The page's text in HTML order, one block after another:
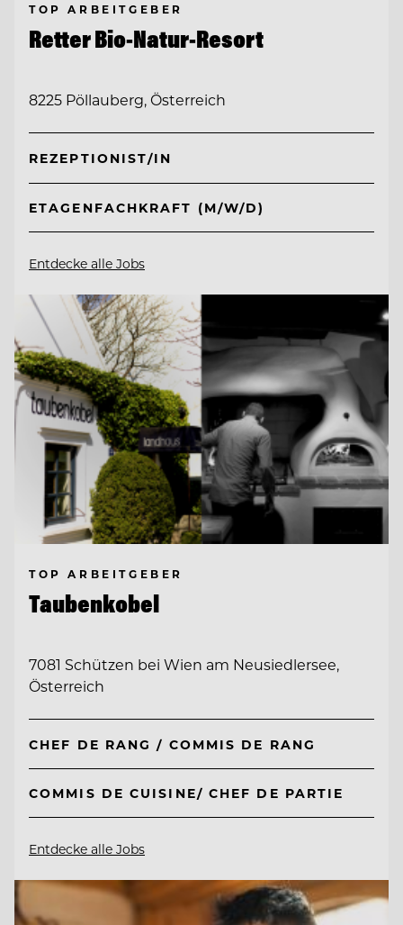
TOP ARBEITGEBER
Retter Bio-Natur-Resort
8225 Pöllauberg, Österreich
REZEPTIONIST/IN
ETAGENFACHKRAFT (M/W/D)
Entdecke alle Jobs
TOP ARBEITGEBER
Taubenkobel
7081 Schützen bei Wien am Neusiedlersee,
Österreich
CHEF DE RANG / COMMIS DE RANG
COMMIS DE CUISINE/ CHEF DE PARTIE
Entdecke alle Jobs